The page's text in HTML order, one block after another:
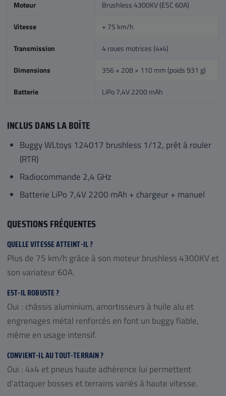
Moteur Brushless 4300KV (ESC 60A)
Vitesse + 75 km/h
Transmission 4 roues motrices (4x4)
Dimensions 356 × 208 × 110 mm (poids 931 g)
Batterie LiPo 7,4V 2200 mAh
INCLUS DANS LA BOÎTE
Buggy WLtoys 124017 brushless 1/12, prêt à rouler
(RTR)
Radiocommande 2,4 GHz
Batterie LiPo 7,4V 2200 mAh + chargeur + manuel
QUESTIONS FRÉQUENTES
QUELLE VITESSE ATTEINT-IL ?
Plus de 75 km/h grâce à son moteur brushless 4300KV et
son variateur 60A.
EST-IL ROBUSTE ?
Oui : châssis aluminium, amortisseurs à huile alu et
engrenages métal renforcés en font un buggy fiable,
même en usage intensif.
CONVIENT-IL AU TOUT-TERRAIN ?
Oui : 4x4 et pneus haute adhérence lui permettent
d’attaquer bosses et terrains variés à haute vitesse.